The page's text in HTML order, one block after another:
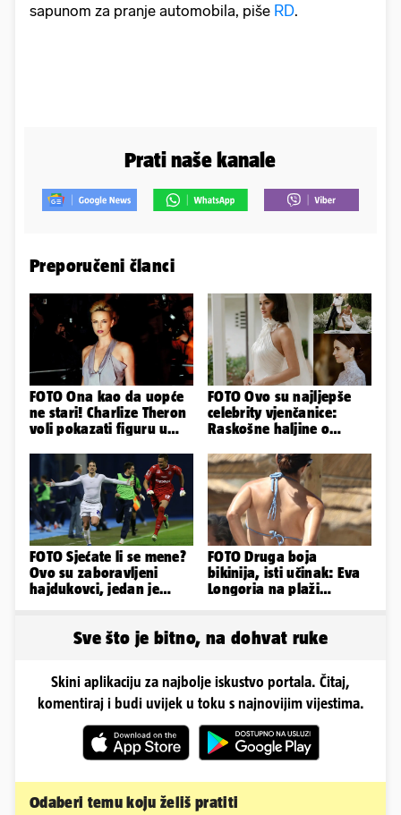
sapunom za pranje automobila, piše RD.
Prati naše kanale
Preporučeni članci
FOTO Ona kao da uopće
ne stari! Charlize Theron
voli pokazati figuru u
FOTO Ovo su najljepše
celebrity vjenčanice:
Raskošne haljine o
svijet
FOTO Sjećate li se mene?
Ovo su zaboravljeni
hajdukovci, jedan je
FOTO Druga boja
bikinija, isti učinak: Eva
Longoria na plaži
Sve što je bitno, na dohvat ruke
Skini aplikaciju za najbolje iskustvo portala. Čitaj,
komentiraj i budi uvijek u toku s najnovijim vijestima.
Odaberi temu koju želiš pratiti